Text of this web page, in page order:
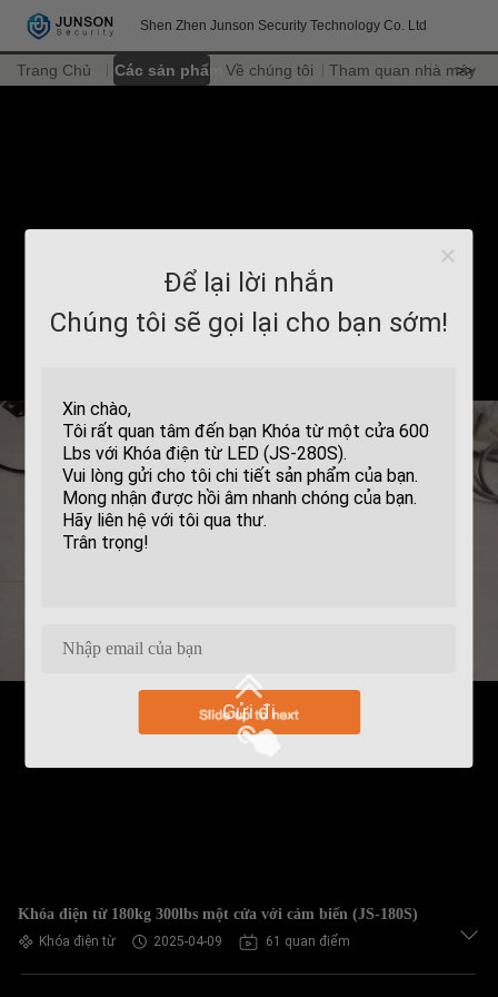
Shen Zhen Junson Security Technology Co. Ltd
Trang Chủ Các sản phẩm Về chúng tôi Tham quan nhà máy
>>
Để lại lời nhắn
Chúng tôi sẽ gọi lại cho bạn sớm!
Gửi đi
Khóa điện từ 180kg 300lbs một cửa với cảm biến (JS-180S)
Khóa điện từ 2025-04-09 61 quan điểm